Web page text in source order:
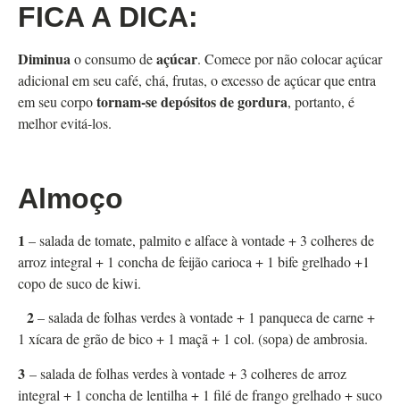
FICA A DICA:
Diminuao consumo deaçúcar. Comece por não colocar açúcar
adicional em seu café, chá, frutas, o excesso de açúcar que entra
em seu corpotornam-se depósitos de gordura, portanto, é
melhor evitá-los.
Almoço
1 – salada de tomate, palmito e alface à vontade + 3 colheres de
arroz integral + 1 concha de feijão carioca + 1 bife grelhado +1
copo de suco de kiwi.
2– salada de folhas verdes à vontade + 1 panqueca de carne +
1 xícara de grão de bico + 1 maçã + 1 col. (sopa) de ambrosia.
3 – salada de folhas verdes à vontade + 3 colheres de arroz
integral + 1 concha de lentilha + 1 filé de frango grelhado + suco